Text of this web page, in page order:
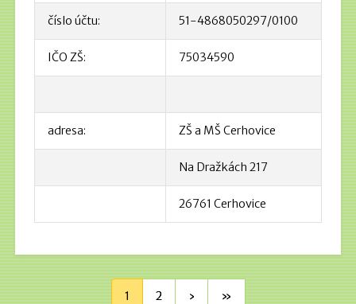
číslo účtu: 51-4868050297/0100
IČO ZŠ: 75034590
adresa: ZŠ a MŠ Cerhovice
Na Dražkách 217
26761 Cerhovice
1 2 › »